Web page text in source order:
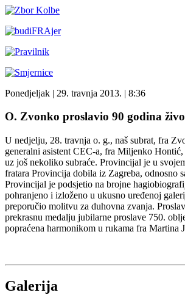
Ponedjeljak | 29. travnja 2013. | 8:36
O. Zvonko proslavio 90 godina
U nedjelju, 28. travnja o. g., naš subrat, fra
generalni asistent CEC-a, fra Miljenko
uz još nekoliko subraće. Provincijal je u
fratara Provincija dobila iz Zagreba, odnosno
Provincijal je podsjetio na brojne
pohranjeno i izloženo u ukusno uređenoj
preporučio molitvu za duhovna zvanja.
prekrasnu medalju jubilarne proslave 750.
popraćena harmonikom u rukama fra Martina
Galerija